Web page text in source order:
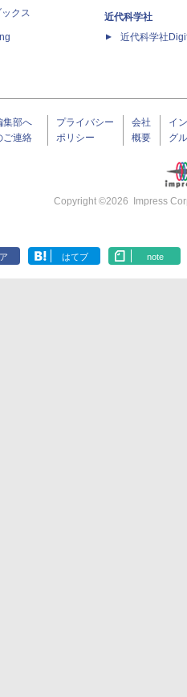
クス
近代科学社
近代科学社
集部へ
ご連絡
プライバシー
ポリシー
会社
概要
イ
グ
Copyright ©2026 Impress
はてブ note